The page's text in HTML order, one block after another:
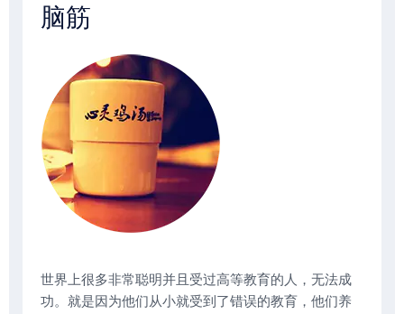
脑筋
世界上很多非常聪明并且受过高等教育的人，无法成
功。就是因为他们从小就受到了错误的教育，他们养